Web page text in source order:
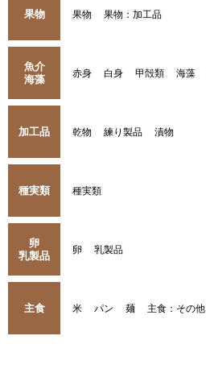
果物 果物 果物：加工品
魚介
海藻
赤身 白身 甲殻類 海藻
加工品 乾物 練り製品 漬物
種実類 種実類
卵
乳製品
卵 乳製品
主食 米 パン 麺 主食：その他